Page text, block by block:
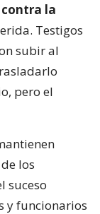
la
Testigos
subir al
pero el
los
suceso
y funcionarios